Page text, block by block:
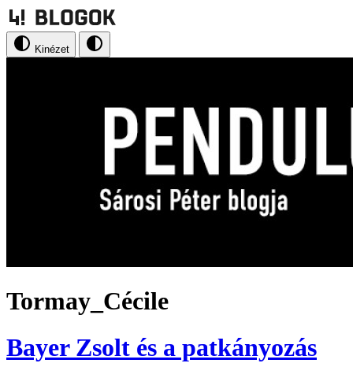
Kinézet
Tormay_Cécile
Bayer Zsolt és a patkányozás